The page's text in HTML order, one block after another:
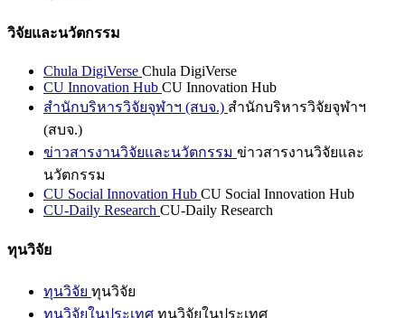
วิจัยและนวัตกรรม
Chula DigiVerse Chula DigiVerse
CU Innovation Hub CU Innovation Hub
สำนักบริหารวิจัยจุฬาฯ (สบจ.) สำนักบริหารวิจัยจุฬาฯ
(สบจ.)
ข่าวสารงานวิจัยและนวัตกรรม ข่าวสารงานวิจัยและ
นวัตกรรม
CU Social Innovation Hub CU Social Innovation Hub
CU-Daily Research CU-Daily Research
ทุนวิจัย
ทุนวิจัย ทุนวิจัย
ทุนวิจัยในประเทศ ทุนวิจัยในประเทศ